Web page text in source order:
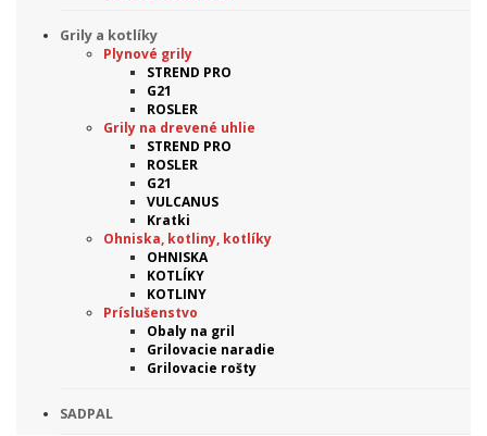
Grily a kotlíky
Plynové grily
STREND PRO
G21
ROSLER
Grily na drevené uhlie
STREND PRO
ROSLER
G21
VULCANUS
Kratki
Ohniska, kotliny, kotlíky
OHNISKA
KOTLÍKY
KOTLINY
Príslušenstvo
Obaly na gril
Grilovacie naradie
Grilovacie rošty
SADPAL